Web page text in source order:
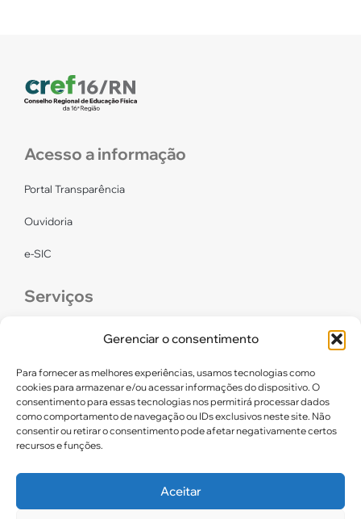
Gerenciar o consentimento
Para fornecer as melhores experiências, usamos tecnologias como
cookies para armazenar e/ou acessar informações do dispositivo. O
consentimento para essas tecnologias nos permitirá processar dados
como comportamento de navegação ou IDs exclusivos neste site. Não
consentir ou retirar o consentimento pode afetar negativamente certos
recursos e funções.
Aceitar
Acesso a informação
Portal Transparência
Ouvidoria
e-SIC
Serviços
Links úteis
Certidão de Quitação Eleitoral
Parceiros CREF16